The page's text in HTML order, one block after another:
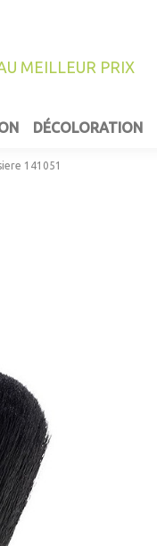
MEILLEUR PRIX
DÉCOLORATION
141051